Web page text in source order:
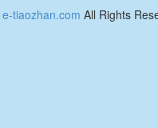
e-tiaozhan.com All Rights